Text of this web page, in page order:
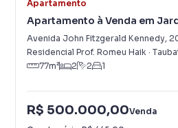
Apartamento
Apartamento à Venda em
Avenida John Fitzgerald Kennedy,
Residencial Prof. Romeu Haik ·
77m² 2 2 1
R$ 500.000,00Venda